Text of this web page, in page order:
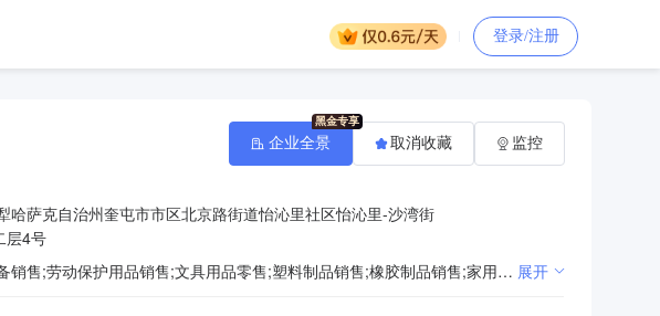
登录/注册
哈萨克自治州奎屯市市区北京路街道怡沁里社区怡沁里-沙湾街
层4号
一般项目：消防器材销售;安防设备销售;五金产品零售;建筑材料销售;机械电气设备销售;劳动保护用品销售;文具用品零售;塑料制品销售;橡胶制品销售;家用电器销售;体育用品及器材零售;化工产品销售（不含许可类化工产品）;家具销售;电子产品销售;金属制品销售;建筑工程机械与设备租赁;普通机械设备安装服务;通用设备修理。（除依法须经批准的项目外，凭营业执照依法自主开展经营活动） 展开
企业全景 取消收藏 监控